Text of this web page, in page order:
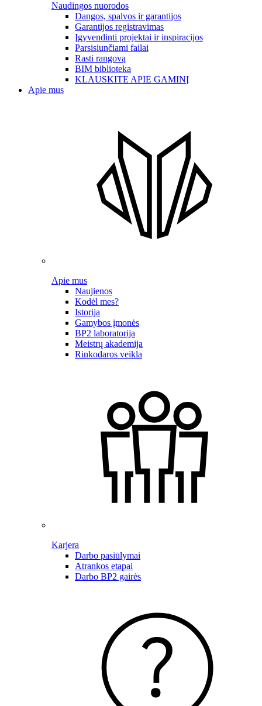
Naudingos nuorodos
Dangos, spalvos ir garantijos
Garantijos registravimas
Įgyvendinti projektai ir inspiracijos
Parsisiunčiami failai
Rasti rangovą
BIM biblioteka
KLAUSKITE APIE GAMINĮ
Apie mus
Apie mus
Naujienos
Kodėl mes?
Istorija
Gamybos įmonės
BP2 laboratorija
Meistrų akademija
Rinkodaros veikla
Karjera
Darbo pasiūlymai
Atrankos etapai
Darbo BP2 gairės